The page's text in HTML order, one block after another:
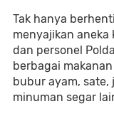
Tak hanya
menyajikan aneka
dan personel
berbagai
bubur ayam, sate,
minuman segar